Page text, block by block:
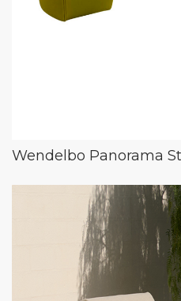
Wendelbo Panorama